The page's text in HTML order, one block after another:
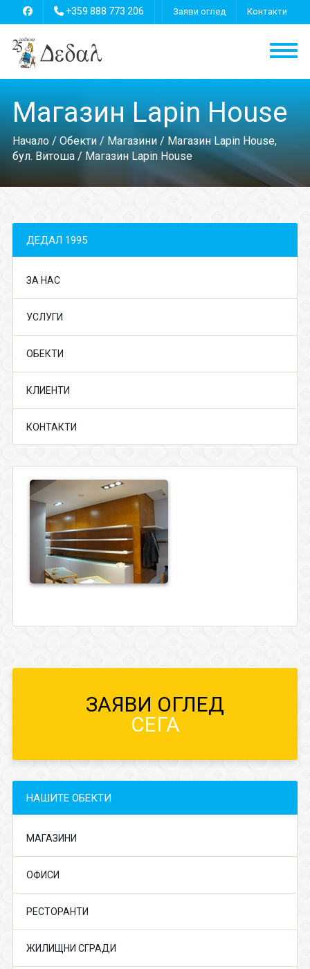
+359 888 773 206 Заяви оглед Контакти
Магазин Lapin House
Начало/ Обекти/ Магазини/ Магазин Lapin House,
бул. Витоша/ Магазин Lapin House
ДЕДАЛ 1995
ЗА НАС
УСЛУГИ
ОБЕКТИ
КЛИЕНТИ
КОНТАКТИ
ЗАЯВИ ОГЛЕД
СЕГА
НАШИТЕ ОБЕКТИ
МАГАЗИНИ
ОФИСИ
РЕСТОРАНТИ
ЖИЛИЩНИ СГРАДИ